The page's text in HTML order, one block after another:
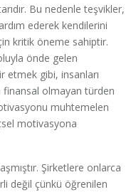
Bu nedenle teşvikler,
ederek kendilerini
kritik öneme sahiptir.
önde gelen
etmek gibi, insanları
olmayan türden
muhtemelen
motivasyona
Şirketlere onlarca
değil çünkü öğrenilen